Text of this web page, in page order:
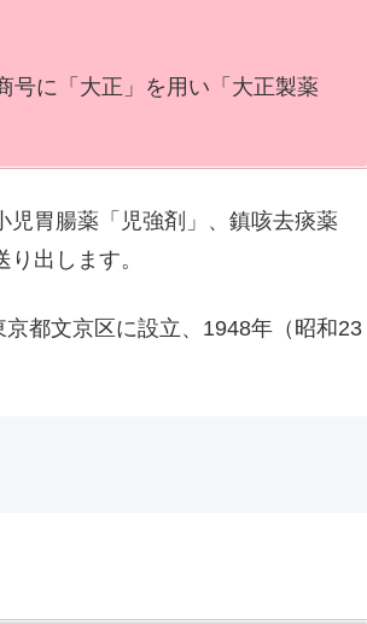
号に「大正」を用い「大正製薬
児胃腸薬「児強剤」、鎮咳去痰薬
出します。
都文京区に設立、1948年（昭和23